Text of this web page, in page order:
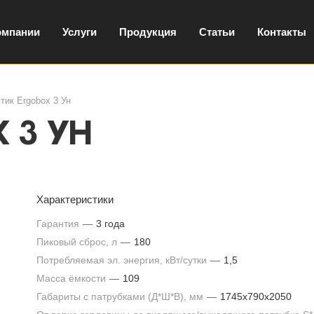
Услуги Продукция Статьи Контакты
Ergobox 3 Ун
3 Ун
Характеристики
Гарантия — 3 года
Пиковый сброс, л — 180
Потребляемая эл. энергия, кВт/сутки — 1,5
Масса ёмкости — 109
Габариты с патрубками (Д*Ш*В), мм — 1745х790х2050